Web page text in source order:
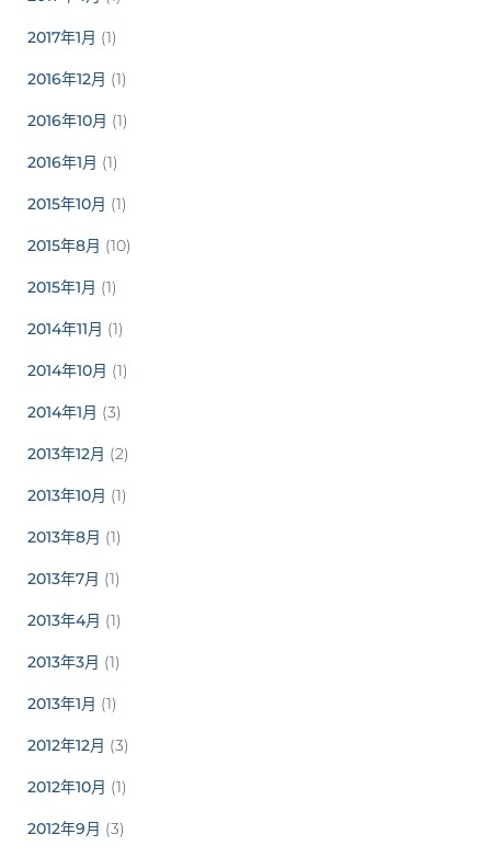
2017年1月 (1)
2016年12月 (1)
2016年10月 (1)
2016年1月 (1)
2015年10月 (1)
2015年8月 (10)
2015年1月 (1)
2014年11月 (1)
2014年10月 (1)
2014年1月 (3)
2013年12月 (2)
2013年10月 (1)
2013年8月 (1)
2013年7月 (1)
2013年4月 (1)
2013年3月 (1)
2013年1月 (1)
2012年12月 (3)
2012年10月 (1)
2012年9月 (3)